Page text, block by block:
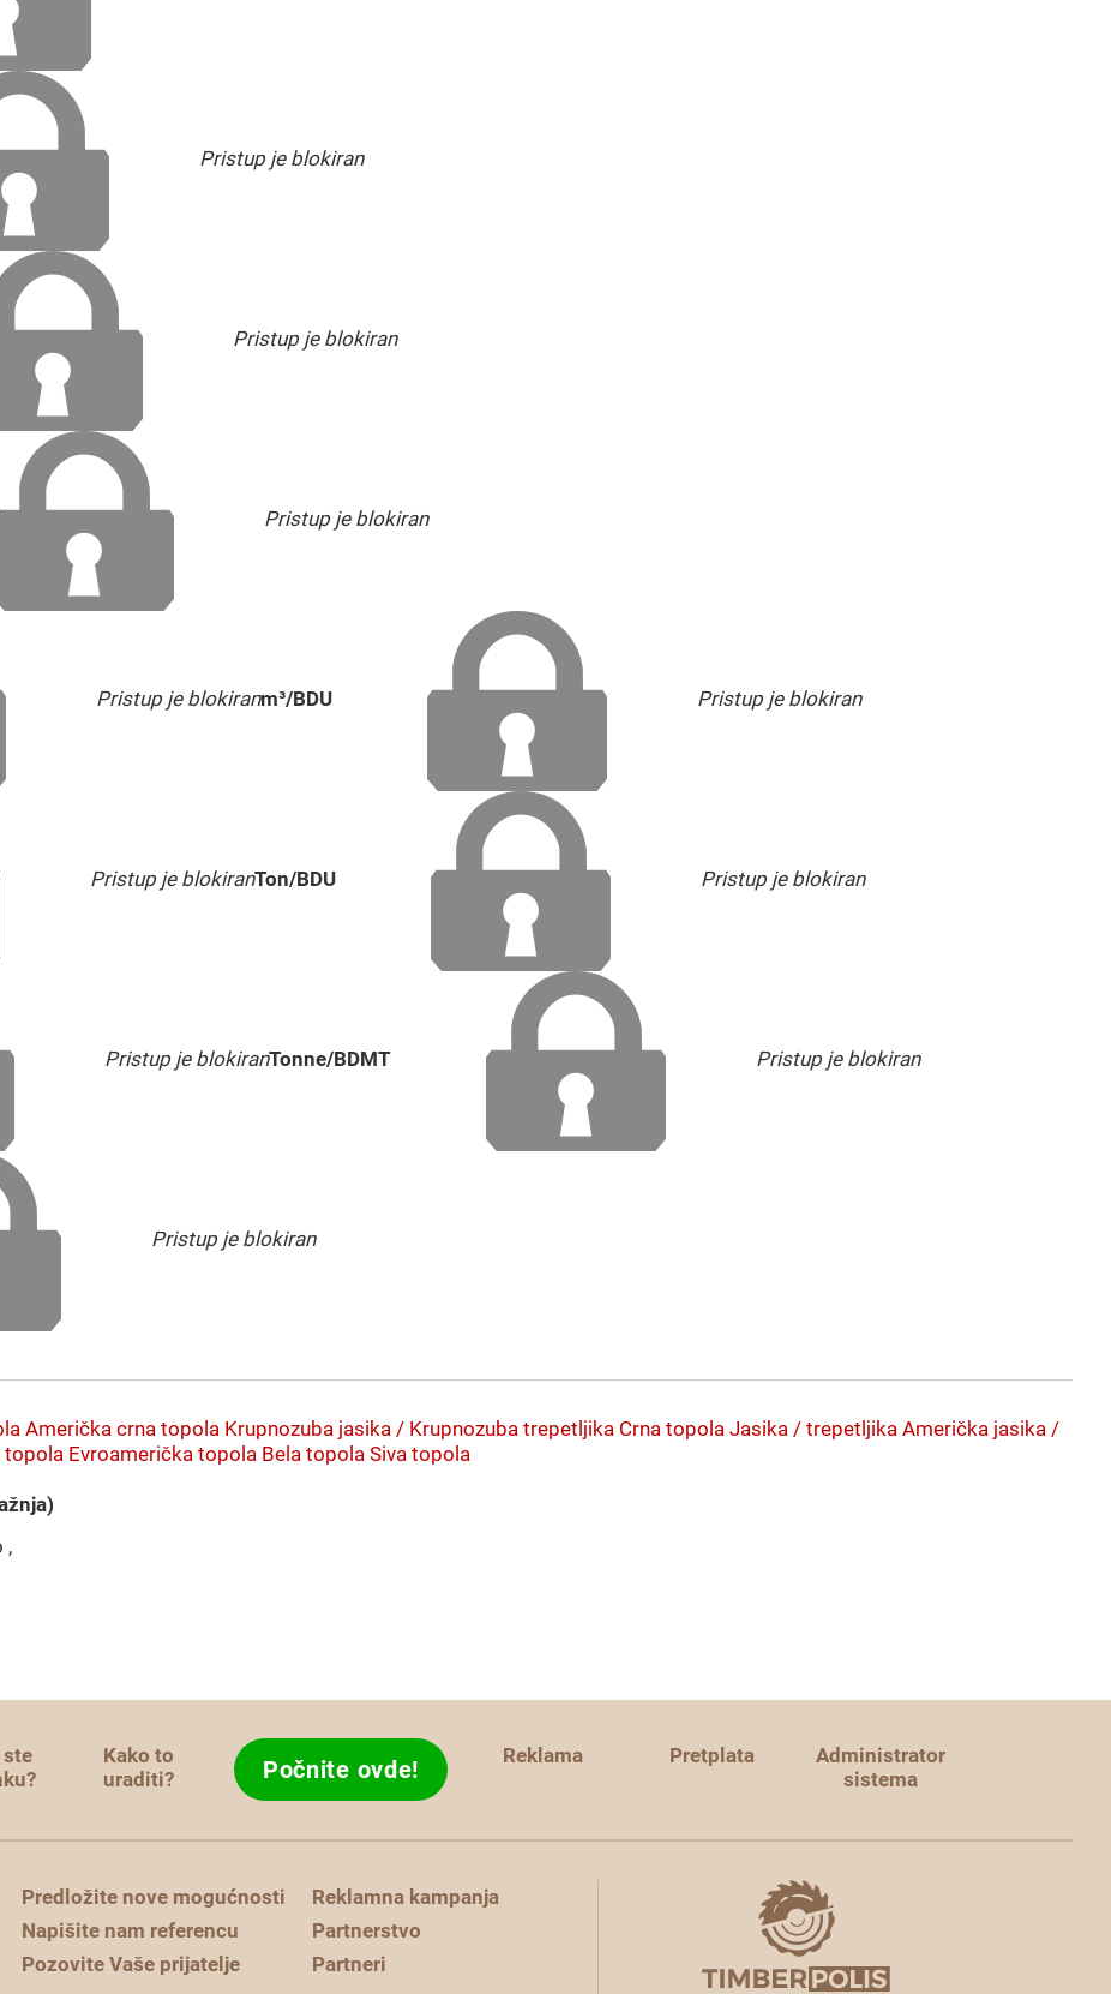
Pristup je blokiran
Pristup je blokiran
Pristup je blokiran
Pristup je blokiranm³/BDU Pristup je blokiran
Pristup je blokiranTon/BDU Pristup je blokiran
Pristup je blokiranTonne/BDMT Pristup je blokiran
Pristup je blokiran
Američka crna topola Krupnozuba jasika / Krupnozuba trepetljika Crna topola Jasika / trepetljika Američka jasika /
topola Evroamerička topola Bela topola Siva topola
,
Kako to
uraditi?
Počnite ovde! Reklama Pretplata
Administrator
sistema
Predložite nove mogućnosti
Napišite nam referencu
Pozovite Vaše prijatelje
Reklamna kampanja
Partnerstvo
Partneri